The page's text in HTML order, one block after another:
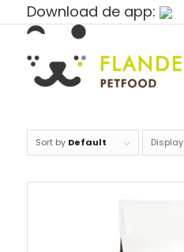
Download de app:
Sort by Default Display